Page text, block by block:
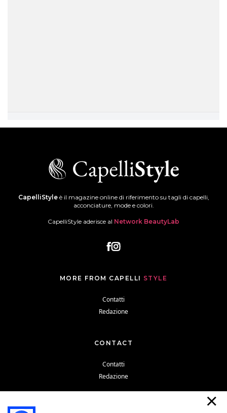
CapelliStyleè il magazine online di riferimento su tagli di capelli,
acconciature, mode e colori.
CapelliStyle aderisce al Network BeautyLab
MORE FROM CAPELLI STYLE
Contatti
Redazione
CONTACT
Contatti
Redazione